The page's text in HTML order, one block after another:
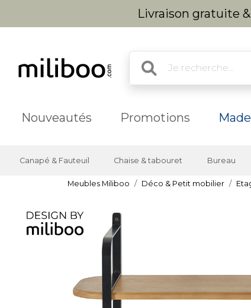
Livraison gratuite
Nouveautés Promotions
Canapé & Fauteuil Chaise & tabouret Bureau
Meubles Miliboo Déco & Petit mobilier